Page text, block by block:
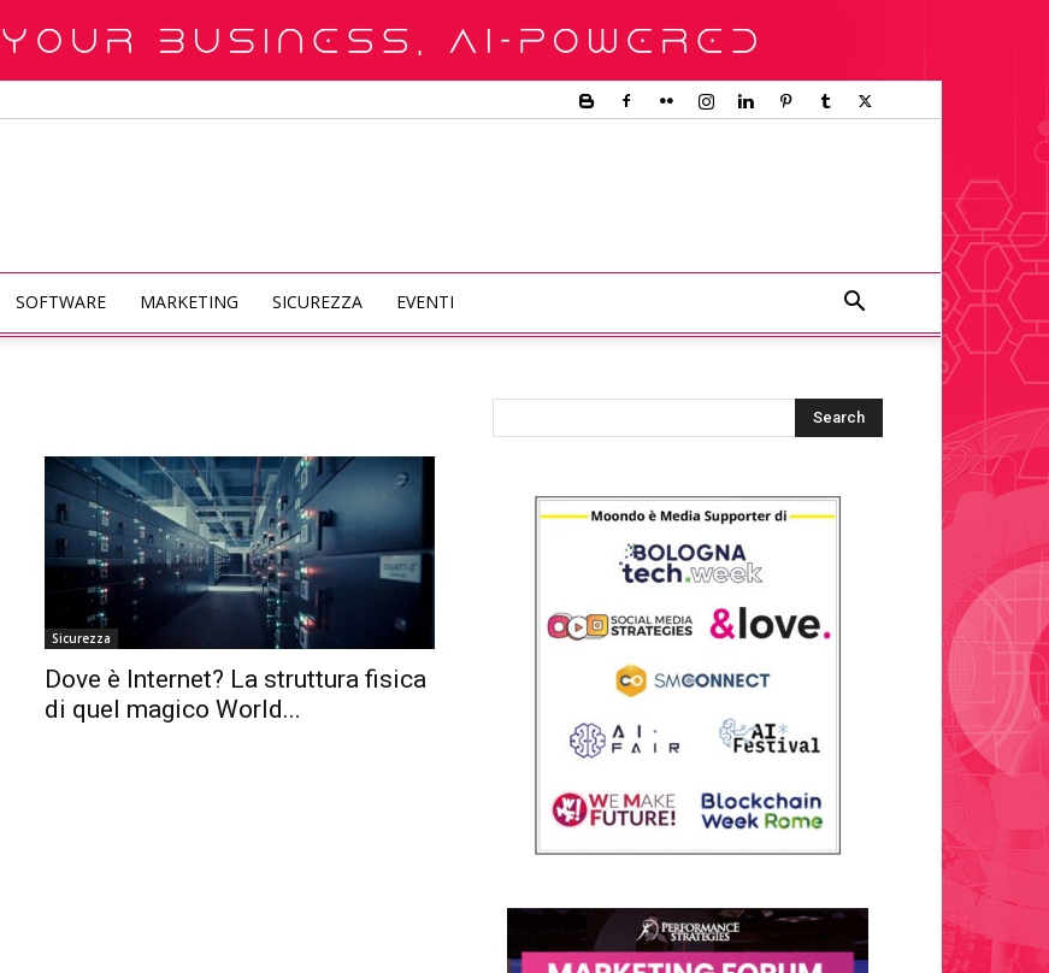
SOFTWARE MARKETING SICUREZZA EVENTI
Sicurezza
Dove è Internet? La struttura fisica
di quel magico World...